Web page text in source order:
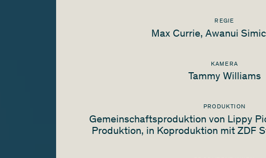
REGIE
Max Currie, Awanui
KAMERA
Tammy Williams
PRODUKTION
Gemeinschaftsproduktion von Lippy
Produktion, in Koproduktion mit ZDF